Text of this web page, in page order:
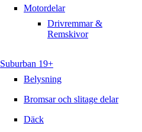
Motordelar
Drivremmar &
Remskivor
Suburban 19+
Belysning
Bromsar och slitage delar
Däck